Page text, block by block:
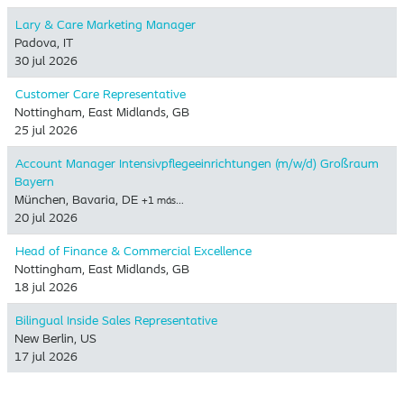
Lary & Care Marketing Manager
Padova, IT
30 jul 2026
Customer Care Representative
Nottingham, East Midlands, GB
25 jul 2026
Account Manager Intensivpflegeeinrichtungen (m/w/d) Großraum
Bayern
München, Bavaria, DE +1 más…
20 jul 2026
Head of Finance & Commercial Excellence
Nottingham, East Midlands, GB
18 jul 2026
Bilingual Inside Sales Representative
New Berlin, US
17 jul 2026